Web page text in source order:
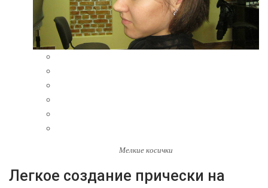
Мелкие косички
Легкое создание прически на